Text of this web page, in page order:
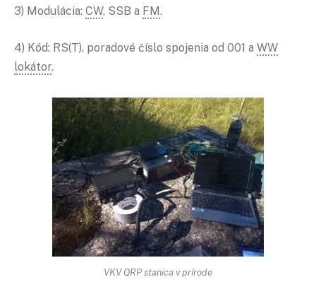
3) Modulácia: CW, SSB a FM.
4) Kód: RS(T), poradové číslo spojenia od 001 a WW
lokátor.
VKV QRP stanica v prírode